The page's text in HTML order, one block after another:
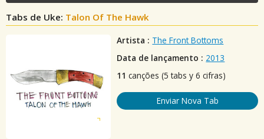
Tabs de Uke: Talon Of The Hawk
Artista : The Front Bottoms
Data de lançamento : 2013
11 canções (5 tabs y 6 cifras)
Enviar Nova Tab